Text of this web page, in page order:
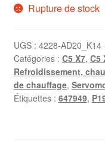
Rupture de stock
UGS : 4228-AD20_K14
Catégories : C5 X7, C5
Refroidissement,
de chauffage,
Étiquettes : 647949,